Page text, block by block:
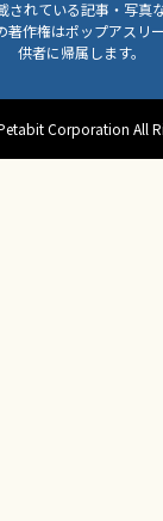
されている記事・写真
著作権はポップアスリ
供者に帰属します。
Corporation All